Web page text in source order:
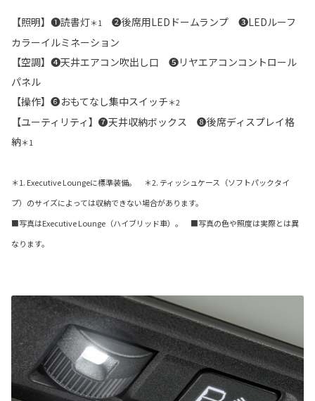
【照明】❶読書灯＊1
❷後席用LEDドームランプ ❸LEDルーフ
カラーイルミネーション
【空調】❹天井エアコン吹出し口 ❺リヤエアコンコントロール
パネル
【操作】❻おもてなし集中スイッチ＊2
【ユーティリティ】❼天井収納ボックス ❽後席ディスプレイ格
納＊1
＊1. Executive Loungeに標準装備。 ＊2. ティッシュケース（ソフトパックタイ
プ）のサイズによっては収納できない場合があります。
■写真はExecutive Lounge（ハイブリッド車）。 ■写真の色や照度は実際とは異
なります。